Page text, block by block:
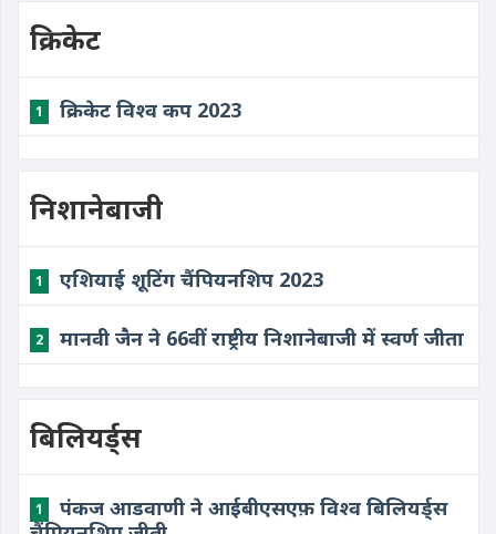
क्रिकेट
1 क्रिकेट विश्व कप 2023
निशानेबाजी
1 एशियाई शूटिंग चैंपियनशिप 2023
2 मानवी जैन ने 66वीं राष्ट्रीय निशानेबाजी में स्वर्ण जीता
बिलियर्ड्स
1
पंकज आडवाणी ने आईबीएसएफ़ विश्व बिलियर्ड्स